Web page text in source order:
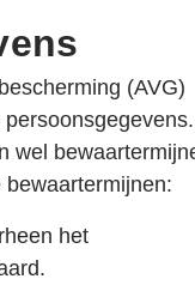
(AVG)
wel
het